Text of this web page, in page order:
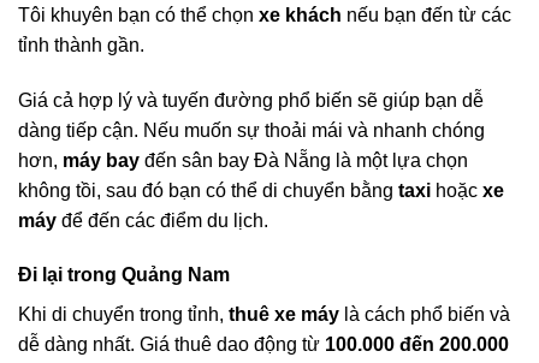
Tôi khuyên bạn có thể chọn xe khách nếu bạn đến từ các
tỉnh thành gần.
Giá cả hợp lý và tuyến đường phổ biến sẽ giúp bạn dễ
dàng tiếp cận. Nếu muốn sự thoải mái và nhanh chóng
hơn, máy bay đến sân bay Đà Nẵng là một lựa chọn
không tồi, sau đó bạn có thể di chuyển bằng taxi hoặc xe
máy để đến các điểm du lịch.
Đi lại trong Quảng Nam
Khi di chuyển trong tỉnh, thuê xe máy là cách phổ biến và
dễ dàng nhất. Giá thuê dao động từ 100.000 đến 200.000